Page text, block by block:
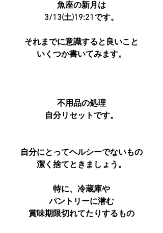
魚座の新月は
3/13(土)19:21です。
それまでに意識すると良いこと
いくつか書いてみます。
不用品の処理
自分リセットです。
自分にとってヘルシーでないもの
潔く捨てときましょう。
特に、冷蔵庫や
パントリーに潜む
賞味期限切れてたりするもの